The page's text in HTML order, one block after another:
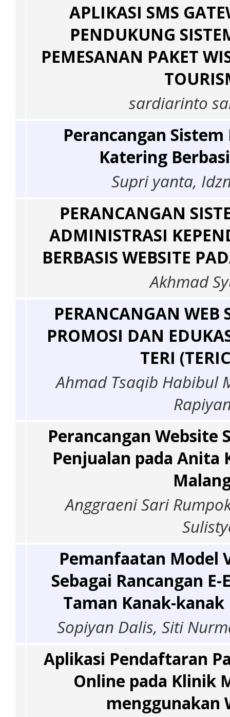
APLIKASI SMS
PENDUKUNG
PEMESANAN PAKET
sardiarinto
Perancangan
Katering
Supri yanta,
PERANCANGAN
ADMINISTRASI
BERBASIS WEBSITE
Akhmad
PERANCANGAN WEB
PROMOSI DAN
TERI
Ahmad Tsaqib Habibul
Perancangan Website
Penjualan pada Anita
Anggraeni Sari
Pemanfaatan Model
Sebagai Rancangan
Taman Kanak-
Sopiyan Dalis, Siti
Aplikasi Pendaftaran
Online pada Klinik
menggunakan